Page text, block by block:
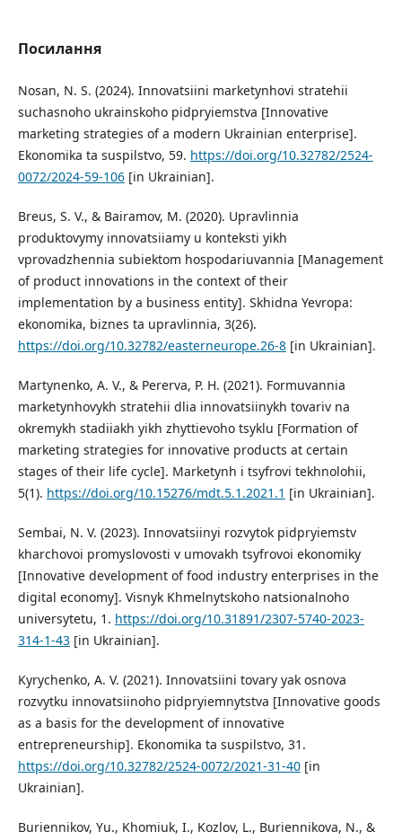
Посилання
Nosan, N. S. (2024). Innovatsiini marketynhovi stratehii
suchasnoho ukrainskoho pidpryiemstva [Innovative
marketing strategies of a modern Ukrainian enterprise].
Ekonomika ta suspilstvo, 59. https://doi.org/10.32782/2524-
0072/2024-59-106[in Ukrainian].
Breus, S. V., & Bairamov, M. (2020). Upravlinnia
produktovymy innovatsiiamy u konteksti yikh
vprovadzhennia subiektom hospodariuvannia [Management
of product innovations in the context of their
implementation by a business entity]. Skhidna Yevropa:
ekonomika, biznes ta upravlinnia, 3(26).
https://doi.org/10.32782/easterneurope.26-8[in Ukrainian].
Martynenko, A. V., & Pererva, P. H. (2021). Formuvannia
marketynhovykh stratehii dlia innovatsiinykh tovariv na
okremykh stadiiakh yikh zhyttievoho tsyklu [Formation of
marketing strategies for innovative products at certain
stages of their life cycle]. Marketynh i tsyfrovi tekhnolohii,
5(1). https://doi.org/10.15276/mdt.5.1.2021.1 [in Ukrainian].
Sembai, N. V. (2023). Innovatsiinyi rozvytok pidpryiemstv
kharchovoi promyslovosti v umovakh tsyfrovoi ekonomiky
[Innovative development of food industry enterprises in the
digital economy]. Visnyk Khmelnytskoho natsionalnoho
universytetu, 1. https://doi.org/10.31891/2307-5740-2023-
314-1-43[in Ukrainian].
Kyrychenko, A. V. (2021). Innovatsiini tovary yak osnova
rozvytku innovatsiinoho pidpryiemnytstva [Innovative goods
as a basis for the development of innovative
entrepreneurship]. Ekonomika ta suspilstvo, 31.
https://doi.org/10.32782/2524-0072/2021-31-40[in
Ukrainian].
Buriennikov, Yu., Khomiuk, I., Kozlov, L., Buriennikova, N., &